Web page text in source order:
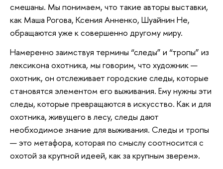
смешаны. Мы понимаем, что такие авторы выставки,
как Маша Рогова, Ксения Анненко, Шуайнин Не,
обращаются уже к совершенно другому миру.
Намеренно заимствуя термины “следы” и “тропы” из
лексикона охотника, мы говорим, что художник —
охотник, он отслеживает городские следы, которые
становятся элементом его выживания. Ему нужны эти
следы, которые превращаются в искусство. Как и для
охотника, живущего в лесу, следы дают
необходимое знание для выживания. Следы и тропы
— это метафора, которая по смыслу соотносится с
охотой за крупной идеей, как за крупным зверем».